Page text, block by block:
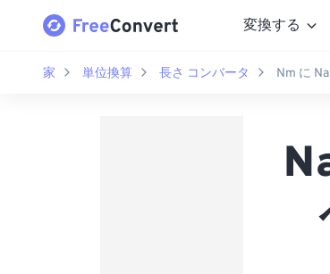
変換する
家 単位換算 長さ コンバータ Nm に